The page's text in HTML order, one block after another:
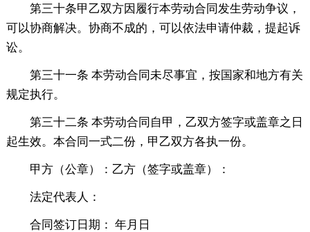
第三十条甲乙双方因履行本劳动合同发生劳动争议，
可以协商解决。协商不成的，可以依法申请仲裁，提起诉
讼。
第三十一条 本劳动合同未尽事宜，按国家和地方有关
规定执行。
第三十二条 本劳动合同自甲，乙双方签字或盖章之日
起生效。本合同一式二份，甲乙双方各执一份。
甲方（公章）：乙方（签字或盖章）：
法定代表人：
合同签订日期： 年月日